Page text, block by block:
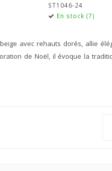
ST1046-24
En stock (7)
avec rehauts dorés, allie
de Noël, il évoque la